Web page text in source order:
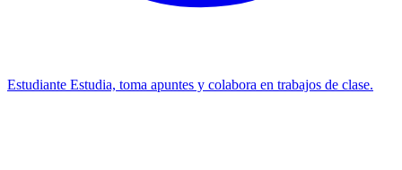
Estudiante Estudia, toma apuntes y colabora en trabajos de clase.